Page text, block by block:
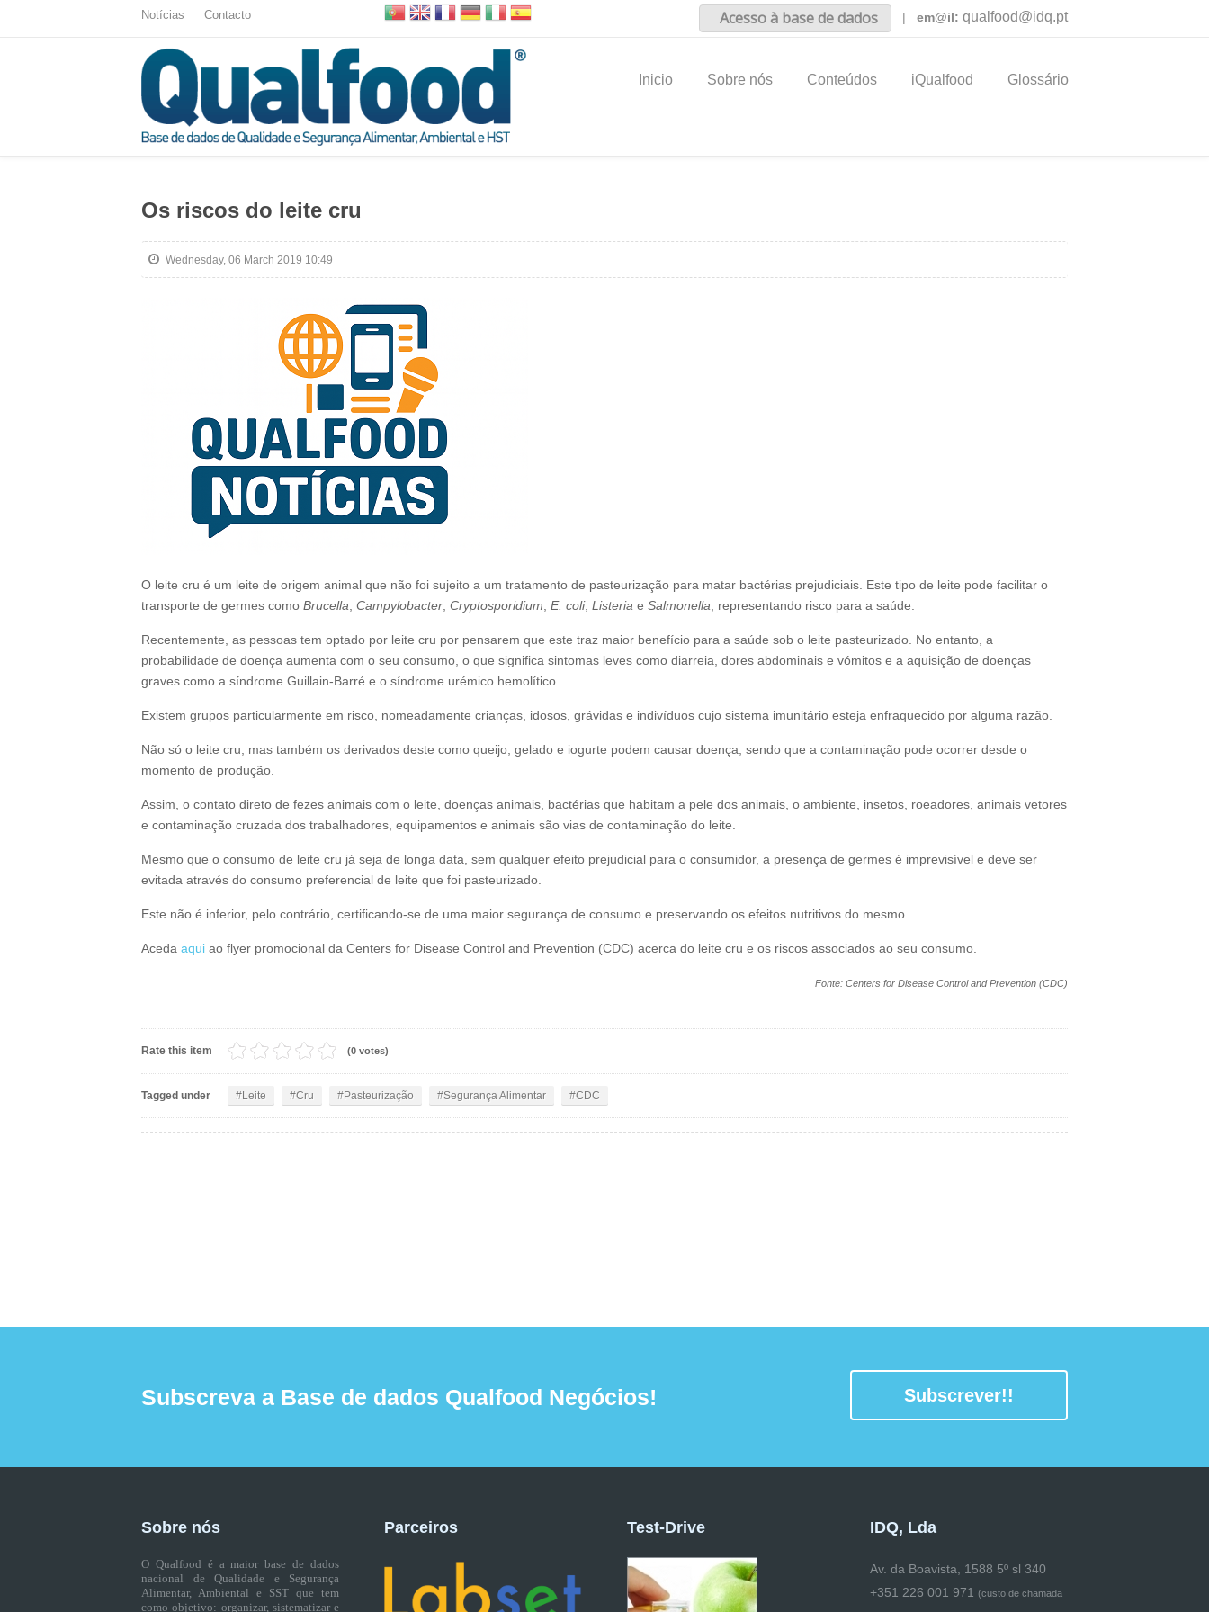
Notícias Contacto Acesso à base de dados | em@il: qualfood@idq.pt
Inicio Sobre nós Conteúdos iQualfood Glossário
Os riscos do leite cru
Wednesday, 06 March 2019 10:49
O leite cru é um leite de origem animal que não foi sujeito a um tratamento de pasteurização para matar bactérias prejudiciais. Este tipo de leite pode facilitar o
transporte de germes como Brucella Campylobacter Cryptosporidium E. coli, Listeria e Salmonella , representando risco para a saúde.
Recentemente, as pessoas tem optado por leite cru por pensarem que este traz maior benefício para a saúde sob o leite pasteurizado. No entanto, a
probabilidade de doença aumenta com o seu consumo, o que significa sintomas leves como diarreia, dores abdominais e vómitos e a aquisição de doenças
graves como a síndrome Guillain-Barré e o síndrome urémico hemolítico.
Existem grupos particularmente em risco, nomeadamente crianças, idosos, grávidas e indivíduos cujo sistema imunitário esteja enfraquecido por alguma razão.
Não só o leite cru, mas também os derivados deste como queijo, gelado e iogurte podem causar doença, sendo que a contaminação pode ocorrer desde o
momento de produção.
Assim, o contato direto de fezes animais com o leite, doenças animais, bactérias que habitam a pele dos animais, o ambiente, insetos, roeadores, animais vetores
e contaminação cruzada dos trabalhadores, equipamentos e animais são vias de contaminação do leite.
Mesmo que o consumo de leite cru já seja de longa data, sem qualquer efeito prejudicial para o consumidor, a presença de germes é imprevisível e deve ser
evitada através do consumo preferencial de leite que foi pasteurizado.
Este não é inferior, pelo contrário, certificando-se de uma maior segurança de consumo e preservando os efeitos nutritivos do mesmo.
Aceda aqui ao flyer promocional da Centers for Disease Control and Prevention (CDC) acerca do leite cru e os riscos associados ao seu consumo.
Fonte: Centers for Disease Control and Prevention (CDC)
Rate this item (0 votes)
Tagged under Leite Cru Pasteurização Segurança Alimentar CDC
Subscreva a Base de dados Qualfood Negócios! Subscrever!!
Sobre nós
O Qualfood é a maior base de dados
nacional de Qualidade e Segurança
Alimentar, Ambiental e SST que tem
como objetivo: organizar, sistematizar e
Parceiros Test-Drive IDQ, Lda
Av. da Boavista, 1588 5º sl 340
+351 226 001 971 (custo de chamada